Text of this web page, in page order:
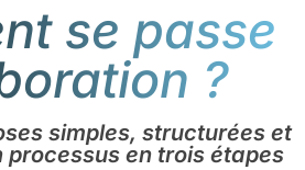
se passe
?
simples, structurées et
en trois étapes